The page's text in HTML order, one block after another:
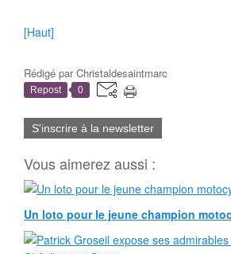
[Haut]
Rédigé parChristaldesaintmarc
Repost 0
S'inscrire à la newsletter
Vous aimerez aussi :
Un loto pour le jeune champion